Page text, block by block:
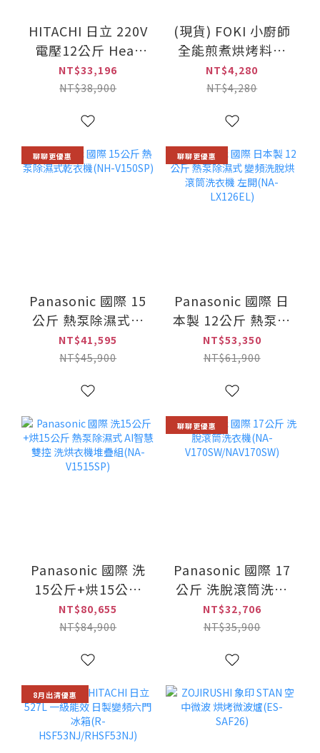
HITACHI 日立 220V
電壓12公斤 Heat
Pump熱泵除濕式滾
筒乾衣機
120XFVEM) [免費
安裝]
NT$33,196
NT$38,900
(現貨) FOKI 小廚師
全能煎煮烘烤料理
氣炸鍋(FC-100) 【
獨家送 ! 鵝頭牌 廚
NT$4,280
NT$4,280
聊聊更優惠
Panasonic 國際 15
公斤 熱泵除濕式乾
衣機(NH-V150SP)
NT$41,595
NT$45,900
聊聊更優惠
Panasonic 國際 日
本製 12公斤 熱泵除
濕式 變頻洗脫烘滾
筒洗衣機 左開(NA-
NT$53,350
NT$61,900
Panasonic 國際 洗
15公斤+烘15公斤
熱泵除濕式 AI智慧
雙控 洗烘衣機堆疊
NT$80,655
NT$84,900
聊聊更優惠
Panasonic 國際 17
公斤 洗脫滾筒洗衣
機(NA-
V170SW/NAV170SW)
NT$32,706
NT$35,900
8月出清優惠